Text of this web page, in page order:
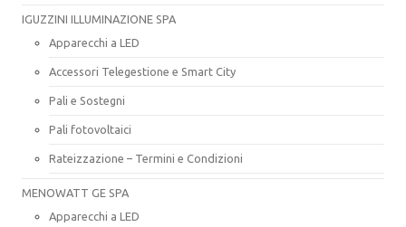
IGUZZINI ILLUMINAZIONE SPA
Apparecchi a LED
Accessori Telegestione e Smart City
Pali e Sostegni
Pali fotovoltaici
Rateizzazione – Termini e Condizioni
MENOWATT GE SPA
Apparecchi a LED